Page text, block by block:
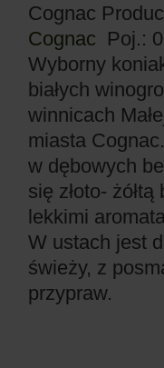
Cognac
Cognac Poj.:
Wyborny
białych
winnicach
miasta
w dębowych
się złoto-
lekkimi
W ustach jest
świeży, z
przypraw.